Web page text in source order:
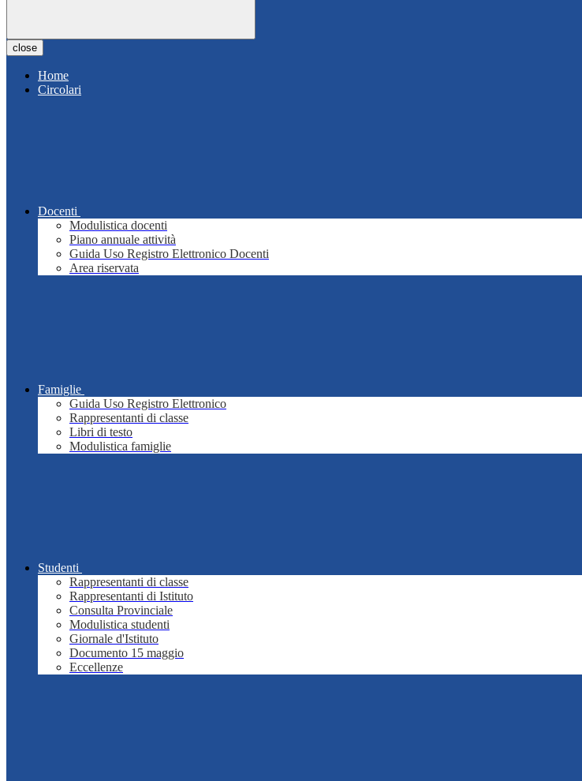
close
Home
Circolari
Docenti
Modulistica docenti
Piano annuale attività
Guida Uso Registro Elettronico Docenti
Area riservata
Famiglie
Guida Uso Registro Elettronico
Rappresentanti di classe
Libri di testo
Modulistica famiglie
Studenti
Rappresentanti di classe
Rappresentanti di Istituto
Consulta Provinciale
Modulistica studenti
Giornale d'Istituto
Documento 15 maggio
Eccellenze